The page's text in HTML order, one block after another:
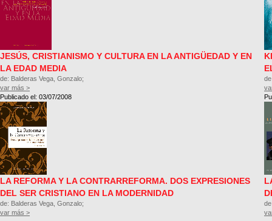
JESÚS, CRISTIANISMO Y CULTURA EN LA ANTIGÜEDAD Y EN
LA EDAD MEDIA
de: Balderas Vega, Gonzalo;
var más >
Publicado el: 03/07/2008
LA REFORMA Y LA CONTRARREFORMA. DOS EXPRESIONES
DEL SER CRISTIANO EN LA MODERNIDAD
de: Balderas Vega, Gonzalo;
var más >